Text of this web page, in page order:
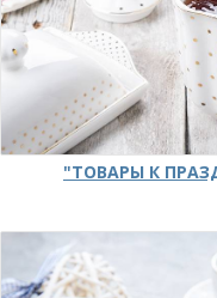
"ТОВАРЫ К